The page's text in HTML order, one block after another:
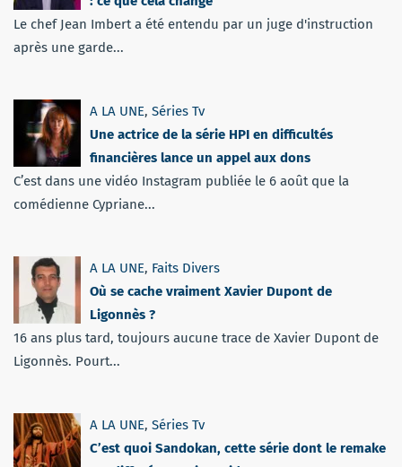
Le chef Jean Imbert a été entendu par un juge d'instruction
après une garde...
A LA UNE, Séries Tv
Une actrice de la série HPI en difficultés
financières lance un appel aux dons
C’est dans une vidéo Instagram publiée le 6 août que la
comédienne Cypriane...
A LA UNE, Faits Divers
Où se cache vraiment Xavier Dupont de
Ligonnès ?
16 ans plus tard, toujours aucune trace de Xavier Dupont de
Ligonnès. Pourt...
A LA UNE, Séries Tv
C’est quoi Sandokan, cette série dont le remake